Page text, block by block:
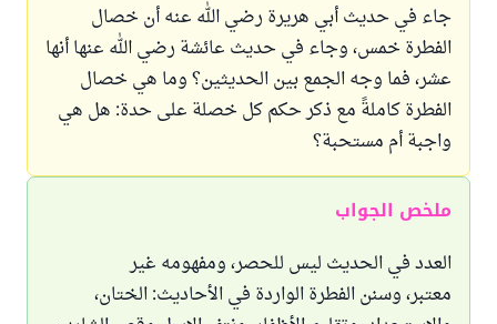
جاء في حديث أبي هريرة رضي الله عنه أن خصال
الفطرة خمس، وجاء في حديث عائشة رضي الله عنها أنها
عشر، فما وجه الجمع بين الحديثين؟ وما هي خصال
الفطرة كاملةً مع ذكر حكم كل خصلة على حدة: هل هي
واجبة أم مستحبة؟
ملخص الجواب
العدد في الحديث ليس للحصر، ومفهومه غير
معتبر، وسنن الفطرة الواردة في الأحاديث: الختان،